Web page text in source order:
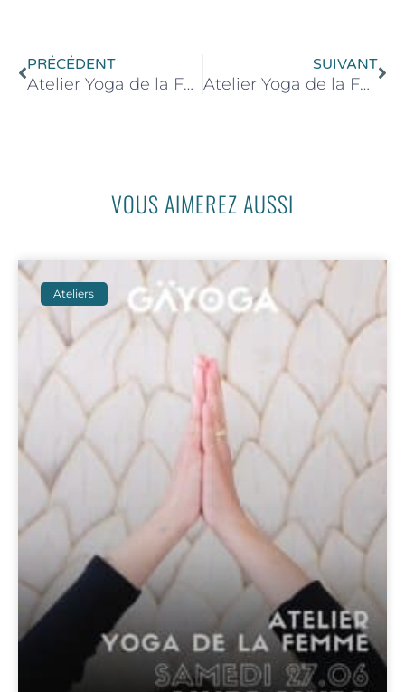
PRÉCÉDENT
Atelier Yoga de la Femme – 20 avril 2024 de 16h00 à 18h00
SUIVANT
Atelier Yoga de la Femme – 25 mai 2024 de 16h00 à 18h00
VOUS AIMEREZ AUSSI
Ateliers